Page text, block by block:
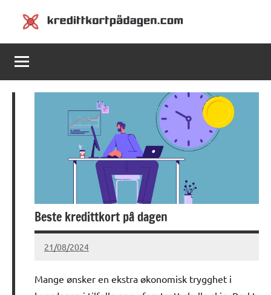
content
Kredittkortpådagen.com
Beste kredittkort på dagen
21/08/2024
Ragna
Mange ønsker en ekstra økonomisk trygghet i